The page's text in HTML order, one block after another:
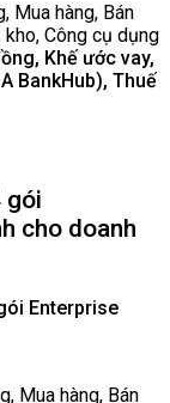
Mua hàng, Bán
kho, Công cụ dụng
Khế ước vay,
BankHub), Thuế
gói
cho doanh
Enterprise
Mua hàng, Bán